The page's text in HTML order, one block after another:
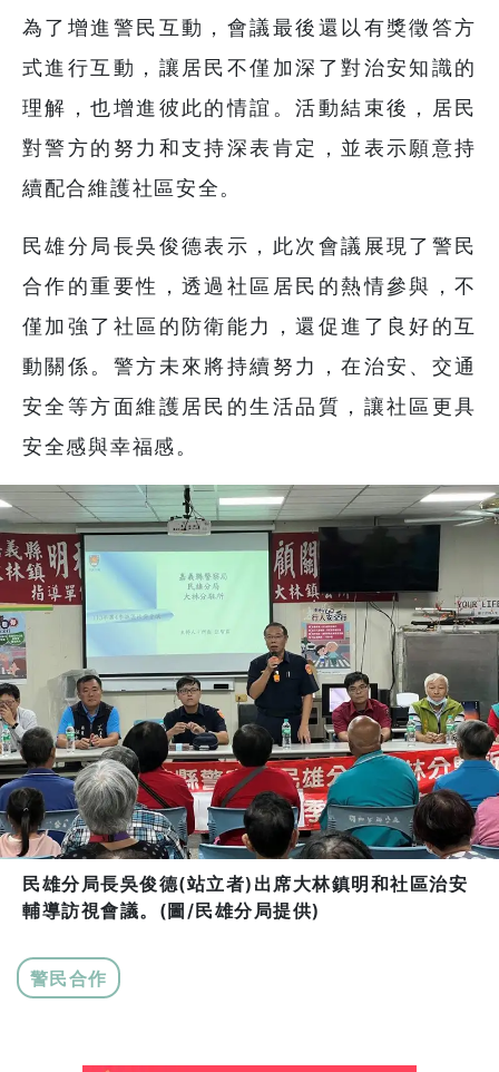
為了增進警民互動，會議最後還以有獎徵答方
式進行互動，讓居民不僅加深了對治安知識的
理解，也增進彼此的情誼。活動結束後，居民
對警方的努力和支持深表肯定，並表示願意持
續配合維護社區安全。
民雄分局長吳俊德表示，此次會議展現了警民
合作的重要性，透過社區居民的熱情參與，不
僅加強了社區的防衛能力，還促進了良好的互
動關係。警方未來將持續努力，在治安、交通
安全等方面維護居民的生活品質，讓社區更具
安全感與幸福感。
民雄分局長吳俊德(站立者)出席大林鎮明和社區治安
輔導訪視會議。(圖/民雄分局提供)
警民合作